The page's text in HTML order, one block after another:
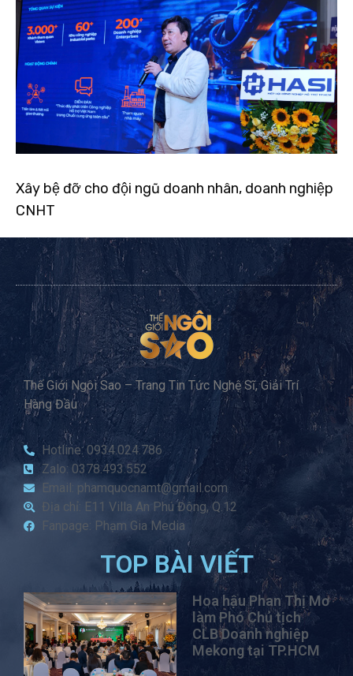
Xây bệ đỡ cho đội ngũ doanh nhân, doanh nghiệp
CNHT
Thế Giới Ngôi Sao – Trang Tin Tức Nghệ Sĩ, Giải Trí
Hàng Đầu
Hotline: 0934.024.786
Zalo: 0378.493.552
Email: phamquocnamt@gmail.com
Địa chỉ: E11 Villa An Phú Đông, Q.12
Fanpage: Phạm Gia Media
TOP BÀI VIẾT
Hoa hậu Phan Thị Mơ
làm Phó Chủ tịch
CLB Doanh nghiệp
Mekong tại TP.HCM